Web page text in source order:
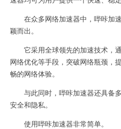
在众多网络加速器中，哔咔加
颖而出。
它采用全球领先的加速技术，
网络优化等手段，突破网络瓶颈，
畅的网络体验。
与此同时，哔咔加速器还具备
安全和隐私。
使用哔咔加速器非常简单。